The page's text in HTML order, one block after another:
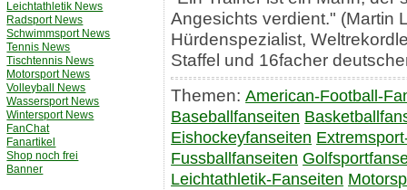
Leichtathletik News
Radsport News
Schwimmsport News
Tennis News
Tischtennis News
Motorsport News
Volleyball News
Wassersport News
Wintersport News
FanChat
Fanartikel
Shop noch frei
Banner
Angesichts verdient." (Martin
Hürdenspezialist,
Staffel und 16facher
Themen:American-Football-
Baseballfanseiten
Eishockeyfanseiten
Fussballfanseiten
Leichtathletik-Fanseiten